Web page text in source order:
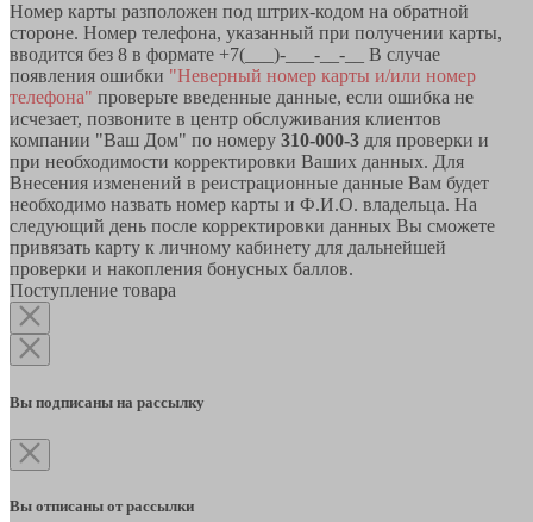
Номер карты разположен под штрих-кодом на обратной
стороне. Номер телефона, указанный при получении карты,
вводится без 8 в формате +7(___)-___-__-__ В случае
появления ошибки "Неверный номер карты и/или номер
телефона" проверьте введенные данные, если ошибка не
исчезает, позвоните в центр обслуживания клиентов
компании "Ваш Дом" по номеру 310-000-3 для проверки и
при необходимости корректировки Ваших данных. Для
Внесения изменений в реистрационные данные Вам будет
необходимо назвать номер карты и Ф.И.О. владельца. На
следующий день после корректировки данных Вы сможете
привязать карту к личному кабинету для дальнейшей
проверки и накопления бонусных баллов.
Поступление товара
Вы подписаны на рассылку
Вы отписаны от рассылки